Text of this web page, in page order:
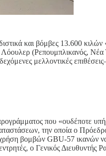
και βόμβες 13.600
Λόουλερ (Ρεπουμπλικανός,
μελλοντικές
που «ουδέποτε
την οποία ο
χρήση βομβών GBU-57 ικανών
ο Γενικός Διευθυντής